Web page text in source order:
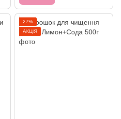
27%
АКЦІЯ